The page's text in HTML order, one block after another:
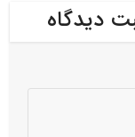
دیدگاه